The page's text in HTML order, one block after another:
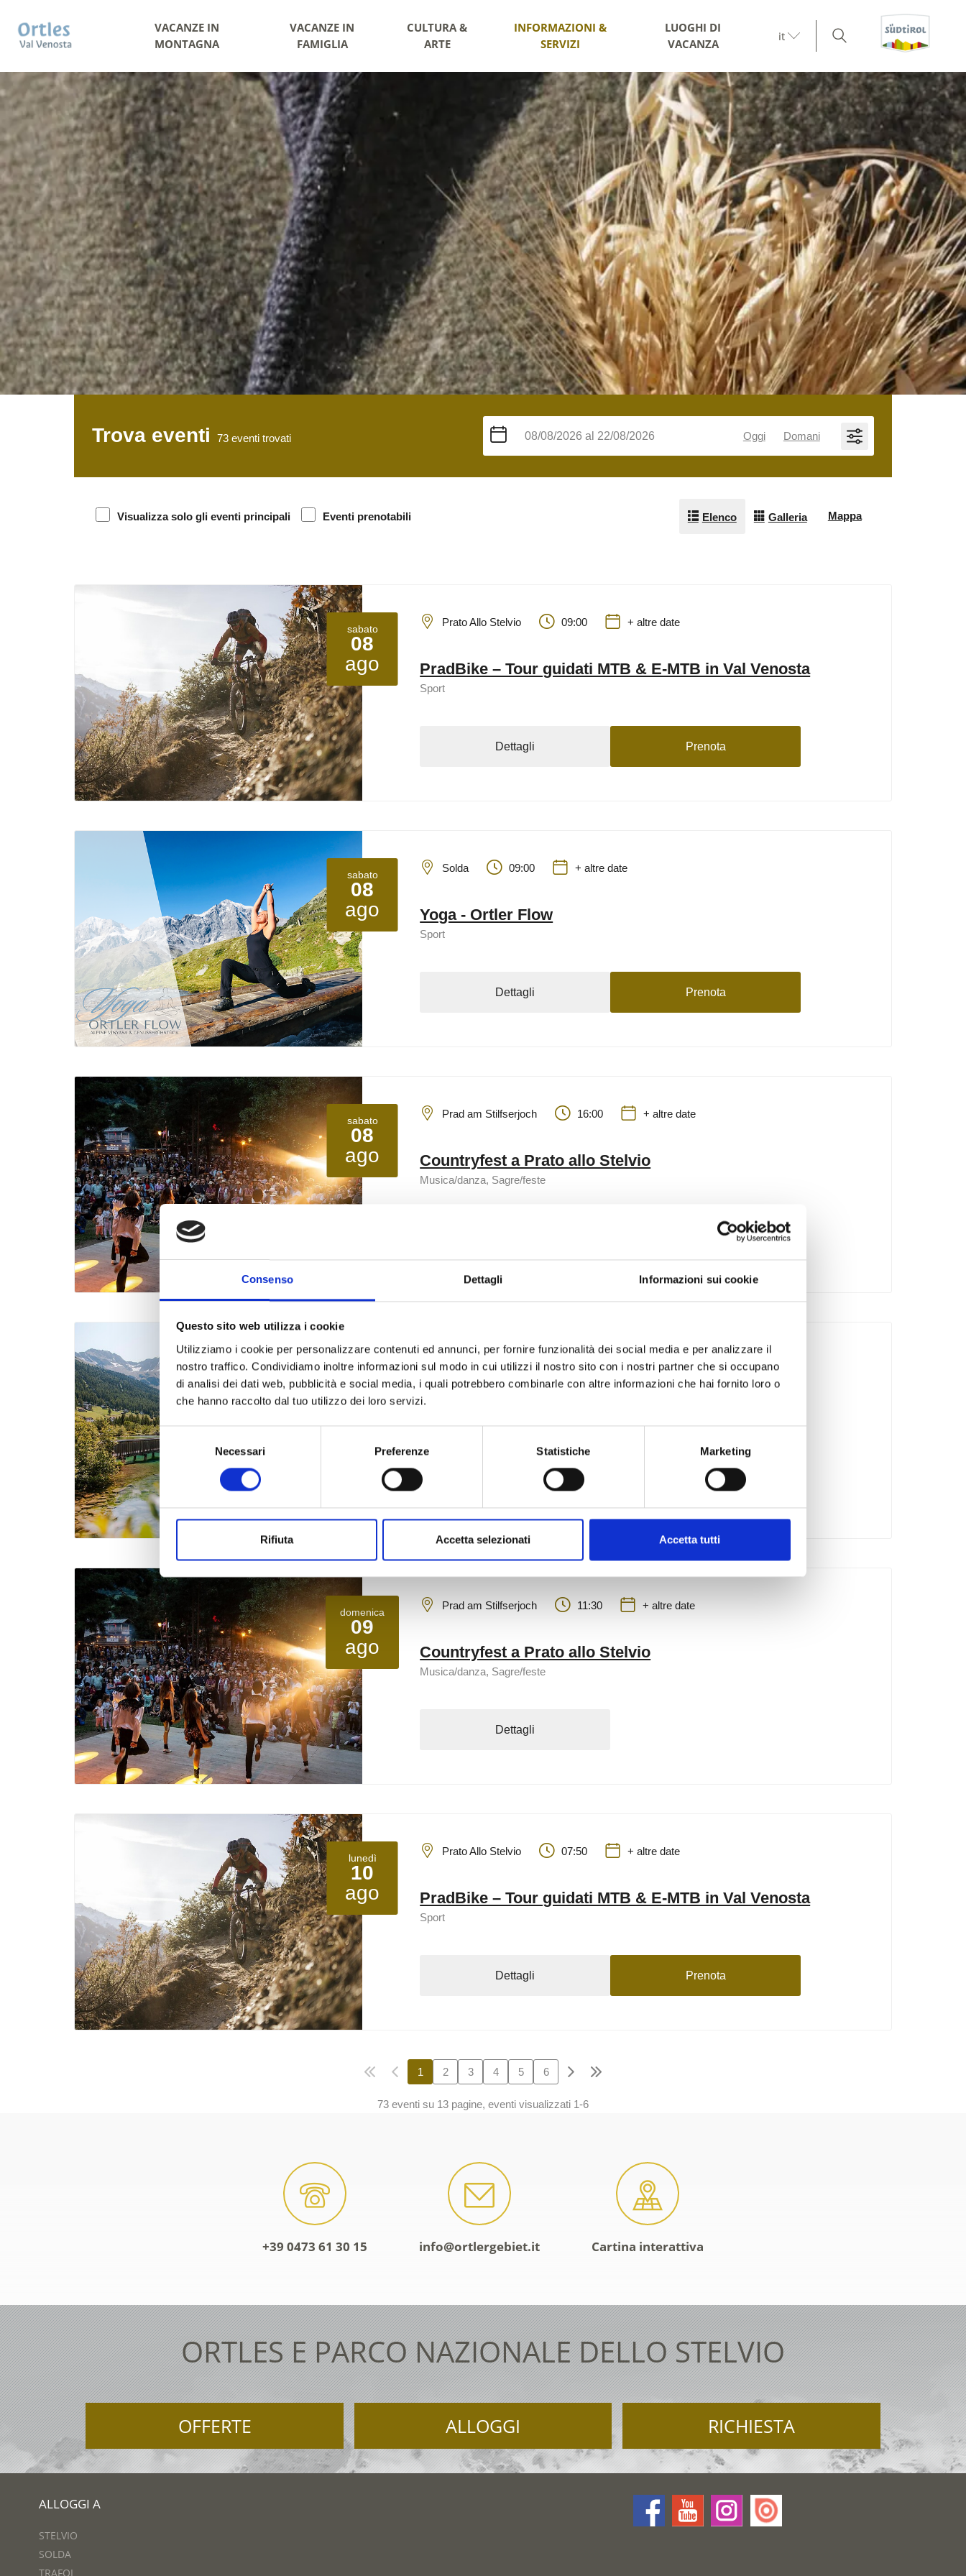
Consenso Dettagli Informazioni sui cookie
Questo sito web utilizza i cookie
Utilizziamo i cookie per personalizzare contenuti ed annunci, per fornire funzionalità dei social media e per analizzare il
nostro traffico. Condividiamo inoltre informazioni sul modo in cui utilizzi il nostro sito con i nostri partner che si occupano
di analisi dei dati web, pubblicità e social media, i quali potrebbero combinarle con altre informazioni che hai fornito loro o
che hanno raccolto dal tuo utilizzo dei loro servizi.
Selezione
del
Necessari Preferenze Statistiche Marketing
Rifiuta Accetta selezionati Accetta tutti
VACANZE IN
MONTAGNA
VACANZE IN
FAMIGLIA
CULTURA &
ARTE
INFORMAZIONI &
SERVIZI
LUOGHI DI
VACANZA
it
Trova eventi 73 eventi trovati Oggi Domani
Visualizza solo gli eventi principali Eventi prenotabili Elenco Galleria Mappa
sabato
08
ago
Prato Allo Stelvio 09:00 + altre date
PradBike – Tour guidati MTB & E-MTB in Val Venosta
Sport
Dettagli Prenota
sabato
08
ago
Solda 09:00 + altre date
Yoga - Ortler Flow
Sport
Dettagli Prenota
sabato
08
ago
Prad am Stilfserjoch 16:00 + altre date
Countryfest a Prato allo Stelvio
Musica/danza, Sagre/feste
domenica
09
ago
Lago di Solda
Festa Estiva dello Skiclub Ortler
Sagre/feste
domenica
09
ago
Prad am Stilfserjoch 11:30 + altre date
Countryfest a Prato allo Stelvio
Musica/danza, Sagre/feste
Dettagli
lunedì
10
ago
Prato Allo Stelvio 07:50 + altre date
PradBike – Tour guidati MTB & E-MTB in Val Venosta
Sport
Dettagli Prenota
1 2 3 4 5 6
73 eventi su 13 pagine, eventi visualizzati 1-6
+39 0473 61 30 15 info@ortlergebiet.it Cartina interattiva
ORTLES E PARCO NAZIONALE DELLO STELVIO
OFFERTE ALLOGGI RICHIESTA
ALLOGGI A
STELVIO
SOLDA
TRAFOI